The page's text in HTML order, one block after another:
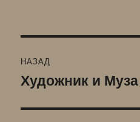
по
НАЗАД
Предыдущая
Художник и Муза